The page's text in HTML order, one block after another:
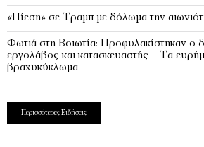
«Πίεση» σε Τραμπ με δόλωμα την
Φωτιά στη Βοιωτία: Προφυλακίστηκαν ο
εργολάβος και κατασκευαστής – Τα
βραχυκύκλωμα
Περισσότερες Ειδήσεις